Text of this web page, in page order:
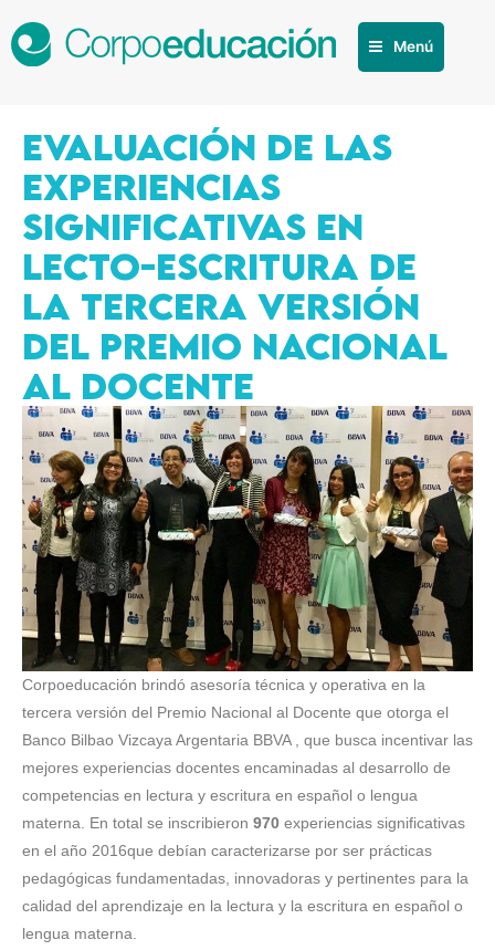
Menú
EVALUACIÓN DE LAS
EXPERIENCIAS
SIGNIFICATIVAS EN
LECTO-ESCRITURA DE
LA TERCERA VERSIÓN
DEL PREMIO NACIONAL
AL DOCENTE
Corpoeducación brindó asesoría técnica y operativa en la
tercera versión del Premio Nacional al Docente que otorga el
Banco Bilbao Vizcaya Argentaria BBVA , que busca incentivar las
mejores experiencias docentes encaminadas al desarrollo de
competencias en lectura y escritura en español o lengua
materna. En total se inscribieron 970 experiencias significativas
en el año 2016que debían caracterizarse por ser prácticas
pedagógicas fundamentadas, innovadoras y pertinentes para la
calidad del aprendizaje en la lectura y la escritura en español o
lengua materna.